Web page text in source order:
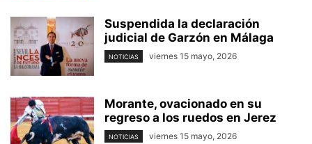
Suspendida la declaración
judicial de Garzón en Málaga
NOTICIAS viernes 15 mayo, 2026
Morante, ovacionado en su
regreso a los ruedos en Jerez
NOTICIAS viernes 15 mayo, 2026